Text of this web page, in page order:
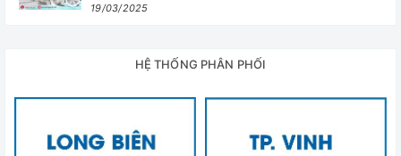
19/03/2025
HỆ THỐNG PHÂN PHỐI